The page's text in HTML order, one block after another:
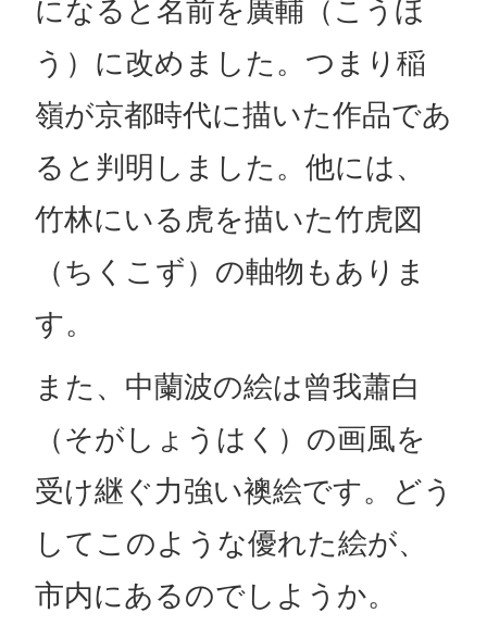
になると名前を廣輔（こうほ
う）に改めました。つまり稲
嶺が京都時代に描いた作品であ
ると判明しました。他には、
竹林にいる虎を描いた竹虎図
（ちくこず）の軸物もありま
す。
また、中蘭波の絵は曾我蕭白
（そがしょうはく）の画風を
受け継ぐ力強い襖絵です。どう
してこのような優れた絵が、
市内にあるのでしようか。